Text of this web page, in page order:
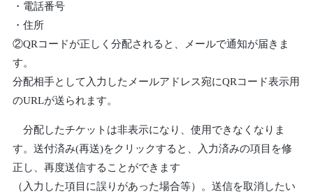
・電話番号
・住所
②QRコードが正しく分配されると、メールで通知が届きま
す。
分配相手として入力したメールアドレス宛にQRコード表示用
のURLが送られます。
分配したチケットは非表示になり、使用できなくなりま
す。送付済み(再送)をクリックすると、入力済みの項目を修
正し、再度送信することができます
（入力した項目に誤りがあった場合等）。送信を取消したい